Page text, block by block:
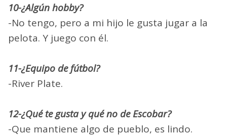
10-¿Algún hobby?
-No tengo, pero a mi hijo le gusta jugar a la
pelota. Y juego con él.
11-¿Equipo de fútbol?
-River Plate.
12-¿Qué te gusta y qué no de Escobar?
-Que mantiene algo de pueblo, es lindo.